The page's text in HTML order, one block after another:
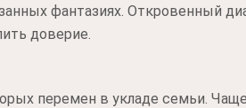
фантазиях. Откровенный
доверие.
перемен в укладе семьи.